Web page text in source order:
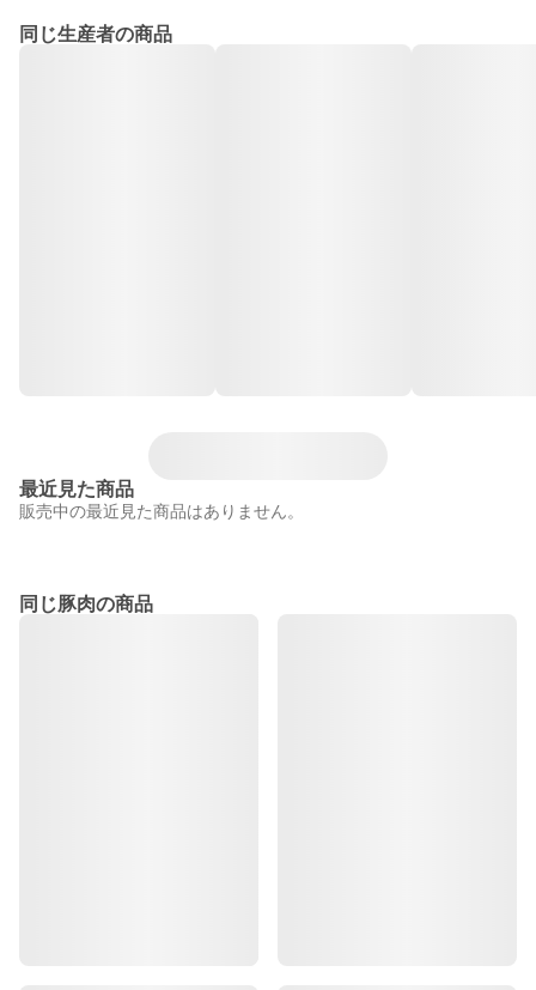
同じ生産者の商品
最近見た商品
販売中の最近見た商品はありません。
同じ豚肉の商品